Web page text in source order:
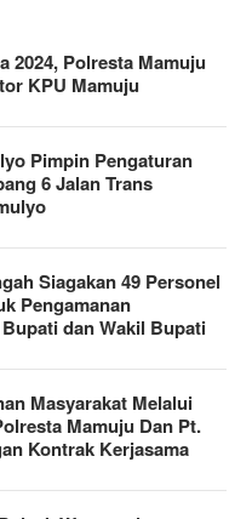
2024, Polresta Mamuju
KPU Mamuju
Pimpin Pengaturan
6 Jalan Trans
Siagakan 49 Personel
Pengamanan
dan Wakil Bupati
Masyarakat Melalui
Mamuju Dan Pt.
Kontrak Kerjasama